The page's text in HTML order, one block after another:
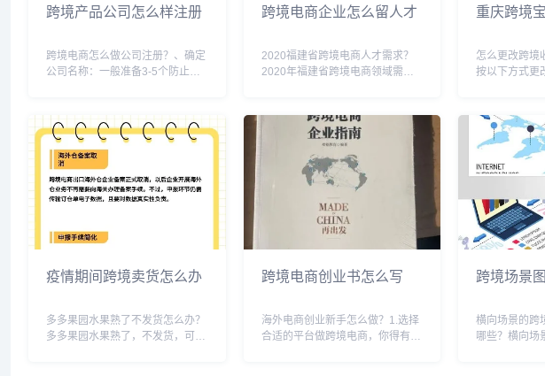
跨境产品公司怎么样注册
跨境电商怎么做公司注册？、确定
公司名称：一般准备3-5个防止已
人合伙。3、注册资本：现在注册
公司注册资本为认缴制，可以填几
十万几百万都可以，...
跨境电商企业怎么留人才
2020福建省跨境电商人才需求？
2020年福建省跨境电商领域需要
业人才与有经验的实战型人才。其
中，具备跨境电商平台运营、推
广、客户服务、数据...
重庆跨境
怎么更改跨境
按以下方式更
版已经针对跨
且可以支持多
还可以方便快
疫情期间跨境卖货怎么办
多多果园水果熟了不发货怎么办？
多多果园水果熟了，不发货，可能
跨境电商创业书怎么写
海外电商创业新手怎么做？1.选择
合适的平台做跨境电商，你得有线
跨境场景
横向场景的跨
哪些？横向场